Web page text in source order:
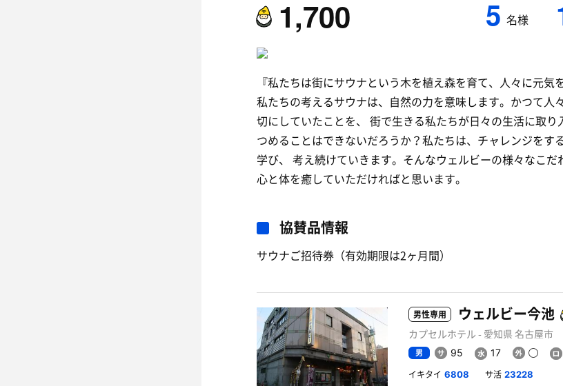
1,700 5 名様
『私たちは街にサウナという木を植え森を育て、人々に元気
私たちの考えるサウナは、自然の力を意味します。かつて人
切にしていたことを、 街で生きる私たちが日々の生活に取り
つめることはできないだろうか？私たちは、チャレンジをす
学び、 考え続けていきます。そんなウェルビーの様々なこだ
心と体を癒していただければと思います。
協賛品情報
サウナご招待券（有効期限は2ヶ月間）
男性専用 ウェルビー今池
カプセルホテル - 愛知県 名古屋市
男 95 17
イキタイ 6808 サ活 23228